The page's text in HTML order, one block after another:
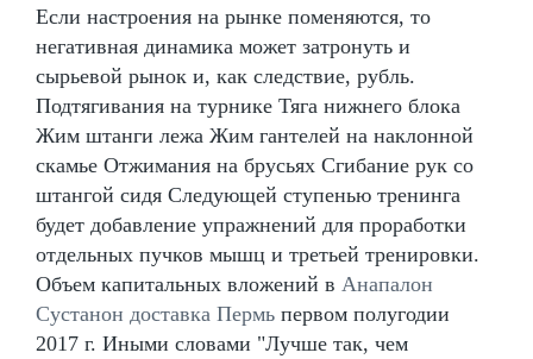
Если настроения на рынке поменяются, то
негативная динамика может затронуть и
сырьевой рынок и, как следствие, рубль.
Подтягивания на турнике Тяга нижнего блока
Жим штанги лежа Жим гантелей на наклонной
скамье Отжимания на брусьях Сгибание рук со
штангой сидя Следующей ступенью тренинга
будет добавление упражнений для проработки
отдельных пучков мышц и третьей тренировки.
Объем капитальных вложений в Анапалон
Сустанон доставка Пермь первом полугодии
2017 г. Иными словами "Лучше так, чем